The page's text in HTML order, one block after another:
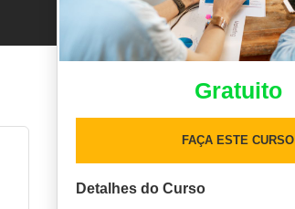
Gratuito
FAÇA ESTE CURSO
Detalhes do Curso